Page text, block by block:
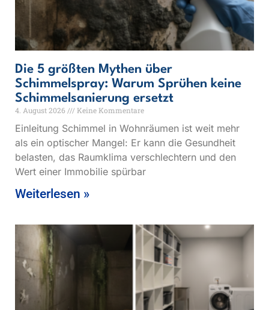
Die 5 größten Mythen über
Schimmelspray: Warum Sprühen keine
Schimmelsanierung ersetzt
4. August 2026 Keine Kommentare
Einleitung Schimmel in Wohnräumen ist weit mehr
als ein optischer Mangel: Er kann die Gesundheit
belasten, das Raumklima verschlechtern und den
Wert einer Immobilie spürbar
Weiterlesen »